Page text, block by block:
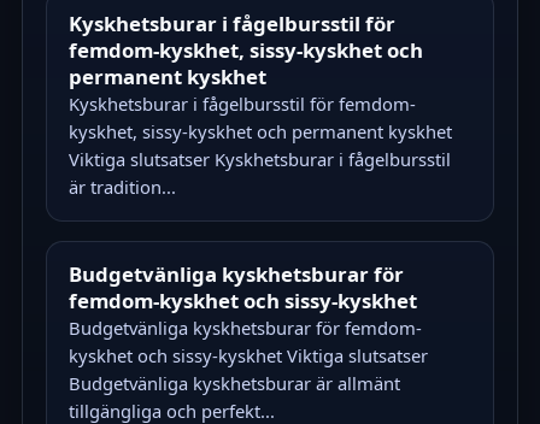
Kyskhetsburar i fågelbursstil för
femdom-kyskhet, sissy-kyskhet och
permanent kyskhet
Kyskhetsburar i fågelbursstil för femdom-
kyskhet, sissy-kyskhet och permanent kyskhet
Viktiga slutsatser Kyskhetsburar i fågelbursstil
är tradition...
Budgetvänliga kyskhetsburar för
femdom-kyskhet och sissy-kyskhet
Budgetvänliga kyskhetsburar för femdom-
kyskhet och sissy-kyskhet Viktiga slutsatser
Budgetvänliga kyskhetsburar är allmänt
tillgängliga och perfekt...